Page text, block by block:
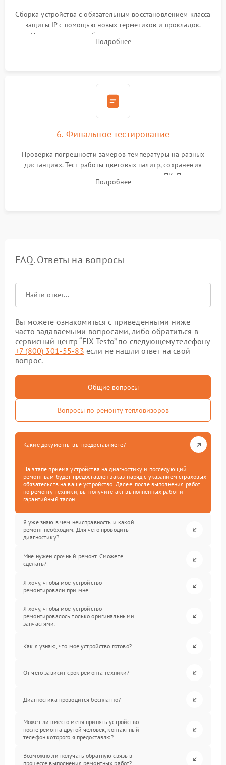
Сборка устройства с обязательным восстановлением класса
защиты IP с помощью новых герметиков и прокладок.
Программная калибровка матрицы по эталонному
абсолютно черному телу для точного измерения температур.
Подробнее
6. Финальное тестирование
Проверка погрешности замеров температуры на разных
дистанциях. Тест работы цветовых палитр, сохранения
термограмм в память и передачи данных на ПК. Проверка
автономности работы и итоговый контроль качества.
Подробнее
FAQ. Ответы на вопросы
Вы можете ознакомиться с приведенными ниже
часто задаваемыми вопросами, либо обратиться в
сервисный центр “FIX-Testo” по следующему телефону
+7 (800) 301-55-83 если не нашли ответ на свой
вопрос.
Общие вопросы
Вопросы по ремонту тепловизоров
Какие документы вы предоставляете?
На этапе приема устройства на диагностику и последующий
ремонт вам будет предоставлен заказ-наряд с указанием страховых
обязательств на ваше устройство. Далее, после выполнения работ
по ремонту техники, вы получите акт выполненных работ и
гарантийный талон.
Я уже знаю в чем неисправность и какой
ремонт необходим. Для чего проводить
диагностику?
Мне нужен срочный ремонт. Сможете
сделать?
Я хочу, чтобы мое устройство
ремонтировали при мне.
Я хочу, чтобы мое устройство
ремонтировалось только оригинальными
запчастями.
Как я узнаю, что мое устройство готово?
От чего зависит срок ремонта техники?
Диагностика проводится бесплатно?
Может ли вместо меня принять устройство
после ремонта другой человек, контактный
телефон которого я предоставлю?
Возможно ли получать обратную связь в
процессе выполнения ремонтных работ?